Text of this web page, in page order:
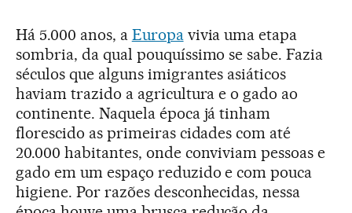
Há 5.000 anos, a Europavivia uma etapa
sombria, da qual pouquíssimo se sabe. Fazia
séculos que alguns imigrantes asiáticos
haviam trazido a agricultura e o gado ao
continente. Naquela época já tinham
florescido as primeiras cidades com até
20.000 habitantes, onde conviviam pessoas e
gado em um espaço reduzido e com pouca
higiene. Por razões desconhecidas, nessa